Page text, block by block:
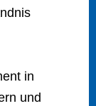
in
und